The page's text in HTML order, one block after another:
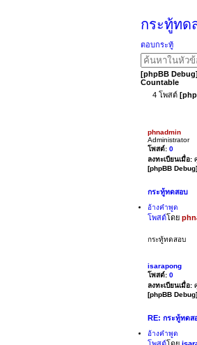
กระทู้ทด
ตอบกระทู้
[phpBB
Countable
4 โพสต์
phnadmin
Administrator
โพสต์: 0
ลงทะเบียนเมื่อ:
[phpBB
กระทู้ทดสอบ
อ้างคำพูด
โพสต์โดย
กระทู้ทดสอบ
isarapong
โพสต์: 0
ลงทะเบียนเมื่อ:
[phpBB
RE: กระทู้ทดส
อ้างคำพูด
โพสต์โดย